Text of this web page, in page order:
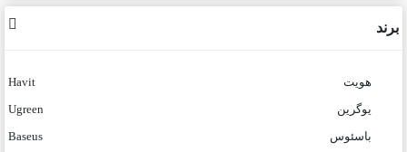
برند
هویت
Havit
یوگرین
Ugreen
باسئوس
Baseus